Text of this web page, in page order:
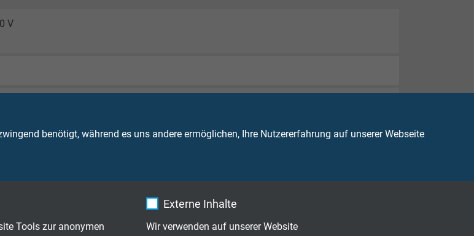
benötigt, während es uns andere ermöglichen, Ihre Nutzererfahrung auf unserer Webseite
Tools zur anonymen
Externe Inhalte
Wir verwenden auf unserer Website
V
FT4